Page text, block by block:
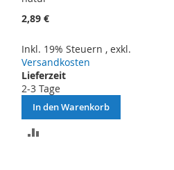
2,89 €
Inkl. 19% Steuern ,exkl.
Versandkosten
Lieferzeit
2-3 Tage
In den Warenkorb